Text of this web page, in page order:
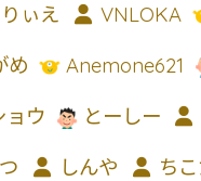
りぃえ VNLOKA
め Anemone621
ョウ とーしー
しんや ち